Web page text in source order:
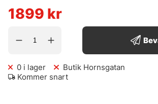
1899 kr
0 i lager
Butik Hornsgatan
Kommer snart